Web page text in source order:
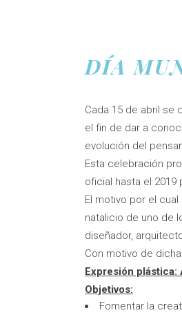
DÍA
Cada 15 de abril se
el fin de dar a
evolución del
Esta celebración
oficial hasta el 2019
El motivo por el
natalicio de uno de
diseñador,
Con motivo de
Expresión plástica:
Objetivos:
Fomentar la